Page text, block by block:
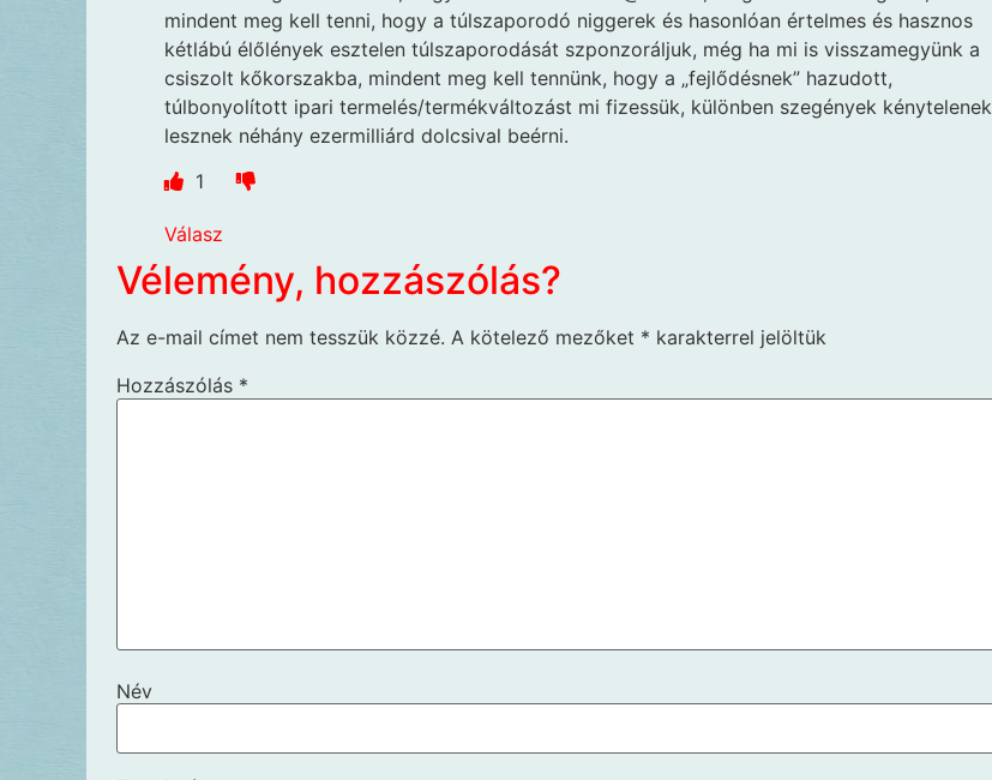
mindent meg kell tenni, hogy a túlszaporodó niggerek és hasonlóan értelmes és hasznos
kétlábú élőlények esztelen túlszaporodását szponzoráljuk, még ha mi is visszamegyünk a
csiszolt kőkorszakba, mindent meg kell tennünk, hogy a „fejlődésnek” hazudott,
túlbonyolított ipari termelés/termékváltozást mi fizessük, különben szegények kénytelenek
lesznek néhány ezermilliárd dolcsival beérni.
1
Válasz
Vélemény, hozzászólás?
Az e-mail címet nem tesszük közzé. A kötelező mezőket * karakterrel jelöltük
Hozzászólás *
Név